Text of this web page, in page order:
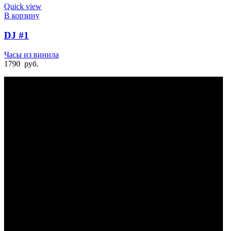
Quick view
В корзину
DJ #1
Часы из винила
1790 руб.